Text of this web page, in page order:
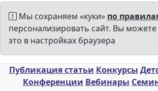
Мы сохраняем «куки» по
персонализировать сайт. Вы можете
это в настройках браузера
Публикация статьи Конкурсы
Конференции Вебинары